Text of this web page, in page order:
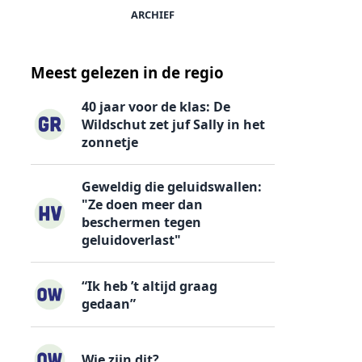
ARCHIEF
Meest gelezen in de regio
40 jaar voor de klas: De
Wildschut zet juf Sally in het
zonnetje
Geweldig die geluidswallen:
"Ze doen meer dan
beschermen tegen
geluidoverlast"
“Ik heb ’t altijd graag
gedaan”